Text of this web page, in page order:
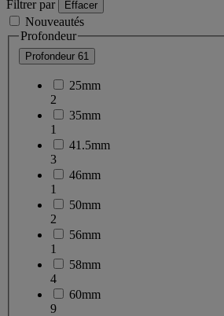
Filtrer par Effacer
Nouveautés
Profondeur
Profondeur 61
25mm
2
35mm
1
41.5mm
3
46mm
1
50mm
2
56mm
1
58mm
4
60mm
9